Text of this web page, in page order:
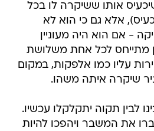
אותו ששיקרה לו בכל
אלא גם כי הוא לא
- אם הוא היה מעוניין
מתייחס לכל אחת משלושת
עליו כמו אלפקות, במקום
שיקרה איתה משהו.
לבין תקוה יתקלקלו עכשיו.
את המשבר ויהפכו להיות